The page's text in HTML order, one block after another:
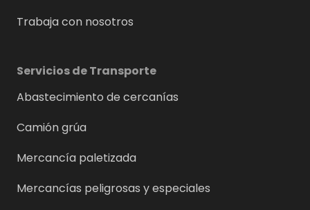
Trabaja con nosotros
Servicios de Transporte
Abastecimiento de cercanías
Camión grúa
Mercancía paletizada
Mercancías peligrosas y especiales